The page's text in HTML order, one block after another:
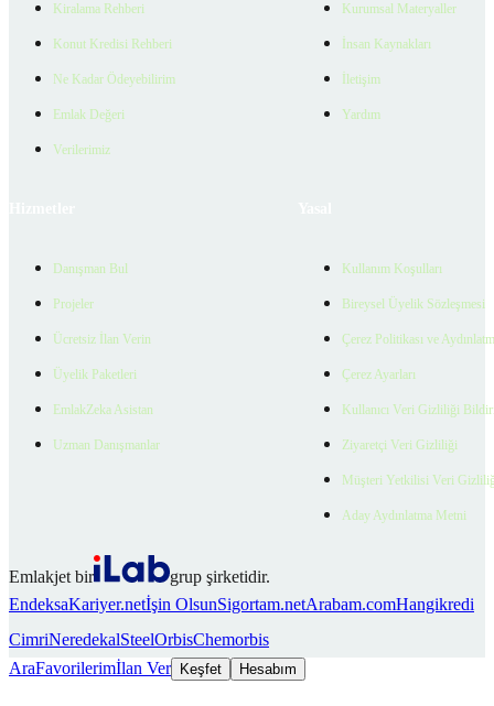
Kiralama Rehberi
Konut Kredisi Rehberi
Ne Kadar Ödeyebilirim
Emlak Değeri
Verilerimiz
Kurumsal Materyaller
İnsan Kaynakları
İletişim
Yardım
Danışman Bul
Projeler
Ücretsiz İlan Verin
Üyelik Paketleri
EmlakZeka Asistan
Uzman Danışmanlar
Kullanım Koşulları
Bireysel Üyelik Sözleşmesi
Çerez Politikası ve
Çerez Ayarları
Kullanıcı Veri Gizliliği
Ziyaretçi Veri Gizliliği
Müşteri Yetkilisi Veri
Aday Aydınlatma Metni
Emlakjet bir
grup şirketidir.
EndeksaKariyer.netİşin OlsunSigortam.netArabam.comHangikredi
CimriNeredekalSteelOrbisChemorbis
AraFavorilerimİlan Ver Keşfet Hesabım